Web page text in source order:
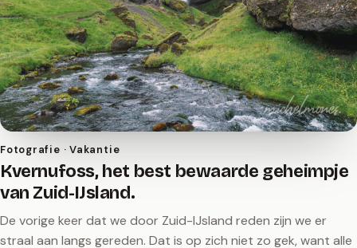
Fotografie · Vakantie
Kvernufoss, het best bewaarde geheimpje
van Zuid-IJsland.
De vorige keer dat we door Zuid-IJsland reden zijn we er
straal aan langs gereden. Dat is op zich niet zo gek, want alle